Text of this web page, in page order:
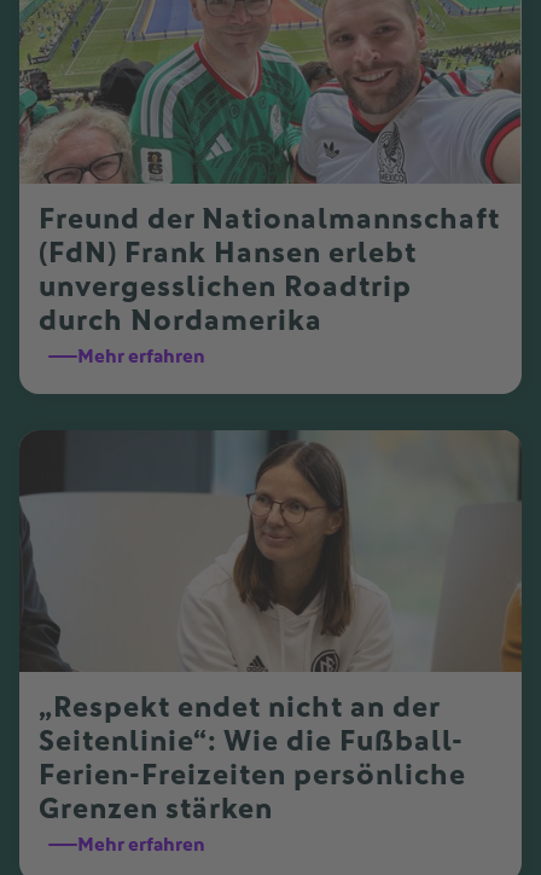
Freund der Nationalmannschaft
(FdN) Frank Hansen erlebt
unvergesslichen Roadtrip
durch Nordamerika
Mehr erfahren
„Respekt endet nicht an der
Seitenlinie“: Wie die Fußball-
Ferien-Freizeiten persönliche
Grenzen stärken
Mehr erfahren